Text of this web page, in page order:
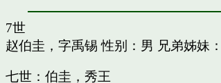
7世
赵伯圭，字禹锡 性别：男 兄弟姊妹：
七世：伯圭，秀王